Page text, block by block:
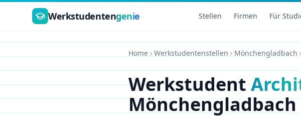
Zum Hauptinhalt springen
Werkstudentengenie Stellen Firmen Für
Home Werkstudentenstellen Mönchengladbach
Werkstudent
Mönchengladbach